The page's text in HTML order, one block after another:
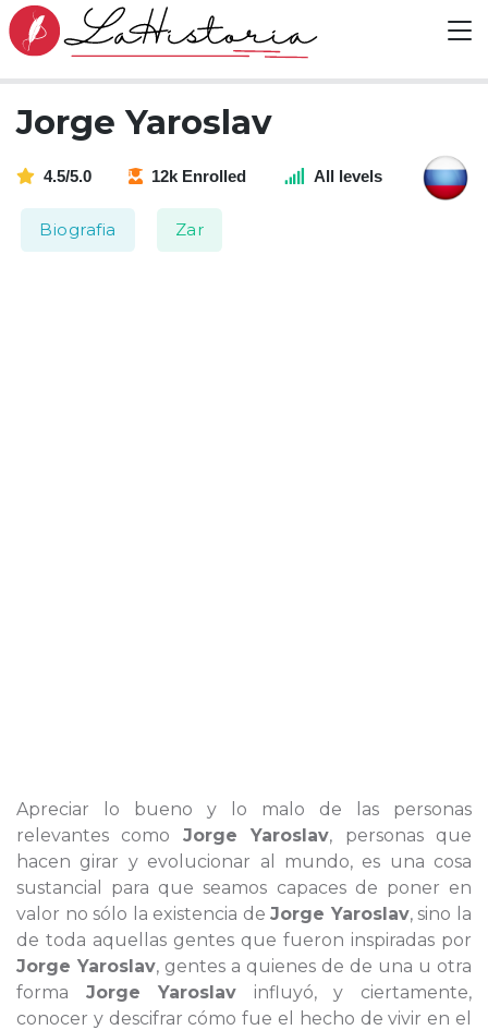
Jorge Yaroslav
4.5/5.0 12k Enrolled All levels
Biografia Zar
Apreciar lo bueno y lo malo de las personas
relevantes como Jorge Yaroslav, personas que
hacen girar y evolucionar al mundo, es una cosa
sustancial para que seamos capaces de poner en
valor no sólo la existencia deJorge Yaroslav, sino la
de toda aquellas gentes que fueron inspiradas por
Jorge Yaroslav, gentes a quienes de de una u otra
forma Jorge Yaroslav influyó, y ciertamente,
conocer y descifrar cómo fue el hecho de vivir en el